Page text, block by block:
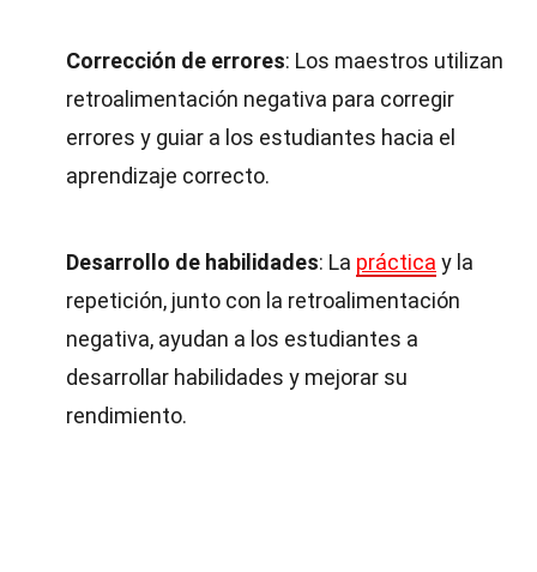
Corrección de errores: Los maestros utilizan
retroalimentación negativa para corregir
errores y guiar a los estudiantes hacia el
aprendizaje correcto.
Desarrollo de habilidades: La práctica y la
repetición, junto con la retroalimentación
negativa, ayudan a los estudiantes a
desarrollar habilidades y mejorar su
rendimiento.